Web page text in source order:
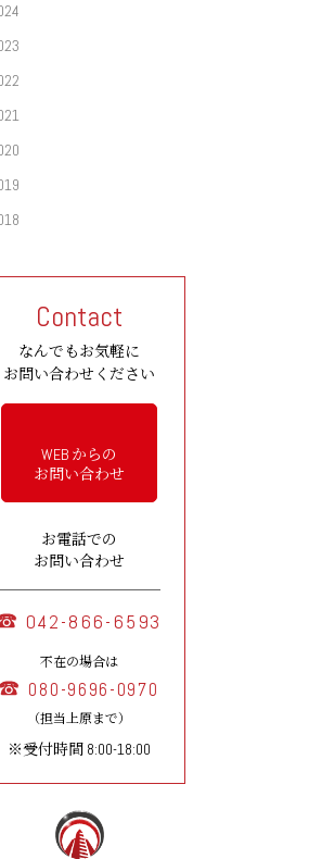
Contact
なんでもお気軽に
お問い合わせください
WEB からの
お問い合わせ
お電話での
お問い合わせ
042-866-6593
不在の場合は
080-9696-0970
（担当上原まで）
※受付時間 8:00-18:00